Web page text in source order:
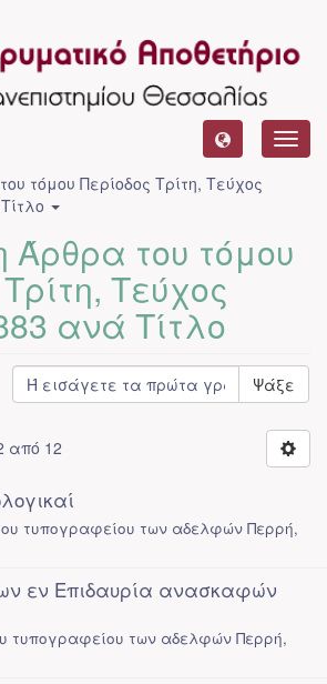
τόμου Περίοδος Τρίτη, Τεύχος
Άρθρα του τόμου
Τεύχος
ανά Τίτλο
Ψάξε
από 12
τυπογραφείου των αδελφών Περρή,
εν Επιδαυρία ανασκαφών
τυπογραφείου των αδελφών Περρή,